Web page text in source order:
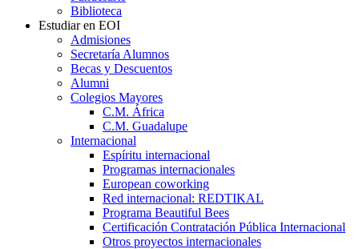
Biblioteca
Estudiar en EOI
Admisiones
Secretaría Alumnos
Becas y Descuentos
Alumni
Colegios Mayores
C.M. África
C.M. Guadalupe
Internacional
Espíritu internacional
Programas internacionales
European coworking
Red internacional: REDTIKAL
Programa Beautiful Bees
Certificación Contratación Pública Internacional
Otros proyectos internacionales